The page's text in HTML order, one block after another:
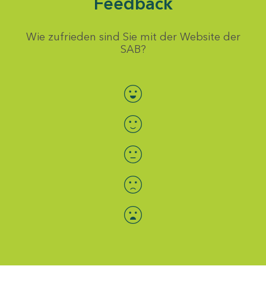
Wie zufrieden sind Sie mit der Website der
SAB?
Bewertung auswählen